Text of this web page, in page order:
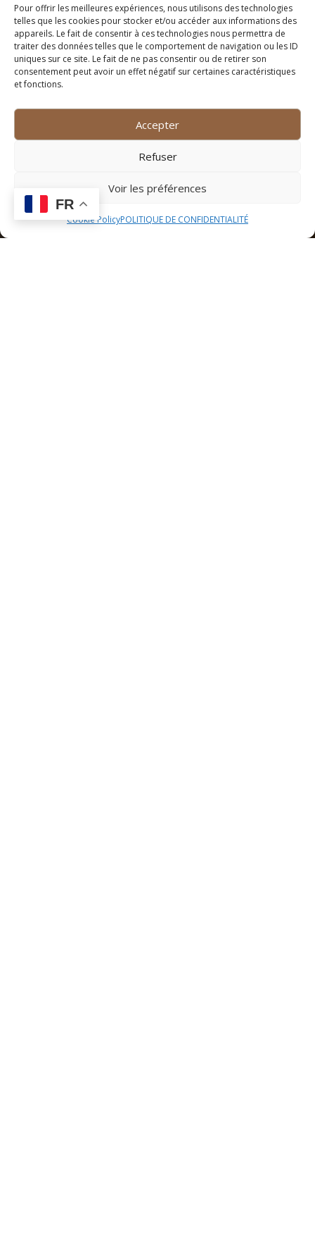
Pour offrir les meilleures expériences, nous utilisons des technologies
telles que les cookies pour stocker et/ou accéder aux informations des
appareils. Le fait de consentir à ces technologies nous permettra de
traiter des données telles que le comportement de navigation ou les ID
uniques sur ce site. Le fait de ne pas consentir ou de retirer son
consentement peut avoir un effet négatif sur certaines caractéristiques
et fonctions.
Accepter
Refuser
Voir les préférences
Cookie PolicyPOLITIQUE DE CONFIDENTIALITÉ
Un autre aspect crucial à prendre en considération lors
du choix d’un restaurant est de vérifier les horaires
d’ouverture. Rien de plus frustrant que de se rendre
dans un établissement pour le trouver fermé. Assurez-
vous que les horaires du restaurant correspondent à
des horaires spécifiques pour le déjeuner et le dîner, ou
être fermés certains jours de la semaine. En vérifiant
les horaires d’ouverture, vous éviterez toute
déconvenue et pourrez profiter pleinement de votre
FR